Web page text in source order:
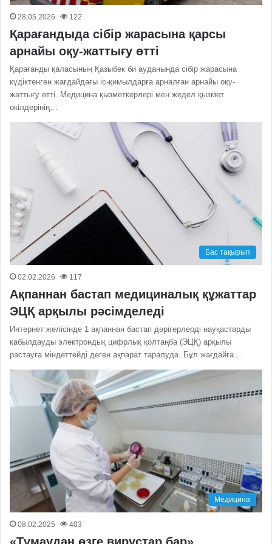
28.05.2026 122
Қарағандыда сібір жарасына қарсы
арнайы оқу-жаттығу өтті
Қарағанды қаласының Қазыбек би ауданында сібір жарасына
күдіктенген жағдайдағы іс-қимылдарға арналған арнайы оқу-
жаттығу өтті. Медицина қызметкерлері мен жедел қызмет
өкілдерінің…
Бас тақырып
02.02.2026 117
Ақпаннан бастап медициналық құжаттар
ЭЦҚ арқылы рәсімделеді
Интернет желісінде 1 ақпаннан бастап дәрігерлерді науқастарды
қабылдауды электрондық цифрлық қолтаңба (ЭЦҚ) арқылы
растауға міндеттейді деген ақпарат таралуда. Бұл жағдайға…
Медицина
08.02.2025 403
«Тұмаудан өзге вирустар бар»